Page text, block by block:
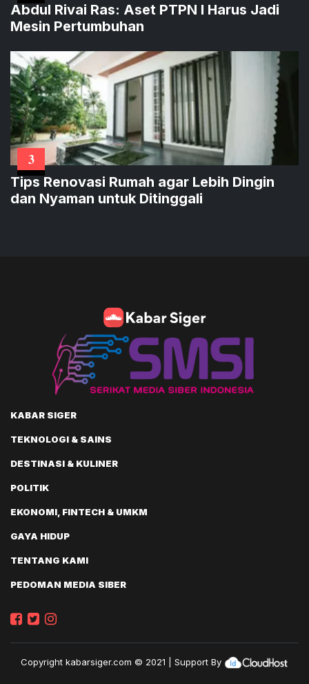
Abdul Rivai Ras: Aset PTPN I Harus Jadi
Mesin Pertumbuhan
3
Tips Renovasi Rumah agar Lebih Dingin
dan Nyaman untuk Ditinggali
KABAR SIGER
TEKNOLOGI & SAINS
DESTINASI & KULINER
POLITIK
EKONOMI, FINTECH & UMKM
GAYA HIDUP
TENTANG KAMI
PEDOMAN MEDIA SIBER
Copyright kabarsiger.com © 2021 | Support By